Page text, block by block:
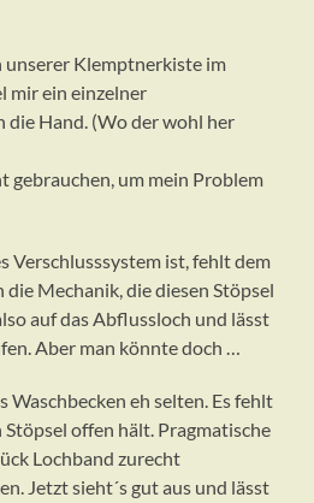
unserer Klemptnerkiste im
mir ein einzelner
die Hand. (Wo der wohl her
gebrauchen, um mein Problem
Verschlusssystem ist, fehlt dem
Mechanik, die diesen Stöpsel
auf das Abflussloch und lässt
Aber man könnte doch …
Waschbecken eh selten. Es fehlt
Stöpsel offen hält. Pragmatische
Lochband zurecht
Jetzt sieht´s gut aus und lässt